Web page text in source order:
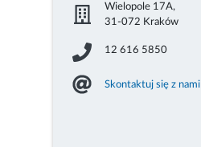
Wielopole 17A,
31-072 Kraków
12 616 5850
Skontaktuj się z nami